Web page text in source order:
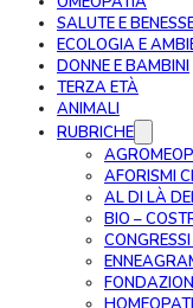
SALUTE E
ECOLOGIA E
DONNE E BAMBINI
TERZA ETÀ
ANIMALI
RUBRICHE
AFORISMI
AL DI LÀ
BIO –